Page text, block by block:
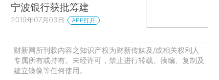
宁波银行获批筹建
2019年07月03日 APP打开
财新网所刊载内容之知识产权为财新传媒及/或相关权利人
专属所有或持有。未经许可，禁止进行转载、摘编、复制及
建立镜像等任何使用。